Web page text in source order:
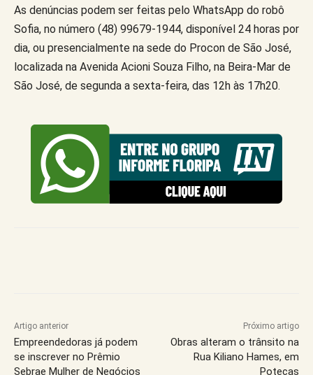
As denúncias podem ser feitas pelo WhatsApp do robô
Sofia, no número (48) 99679-1944, disponível 24 horas por
dia, ou presencialmente na sede do Procon de São José,
localizada na Avenida Acioni Souza Filho, na Beira-Mar de
São José, de segunda a sexta-feira, das 12h às 17h20.
Artigo anterior
Empreendedoras já podem
se inscrever no Prêmio
Sebrae Mulher de Negócios
Próximo artigo
Obras alteram o trânsito na
Rua Kiliano Hames, em
Potecas